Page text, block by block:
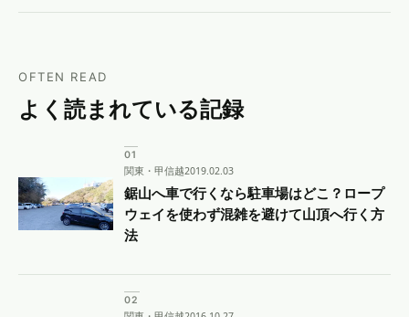
OFTEN READ
よく読まれている記録
関東・甲信越2019.02.03
鋸山へ車で行くなら駐車場はどこ？ロープ
ウェイを使わず混雑を避けて山頂へ行く方
法